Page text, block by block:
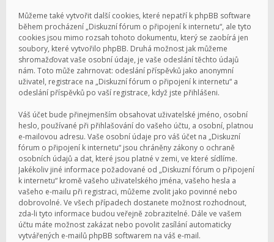
Můžeme také vytvořit další cookies, které nepatří k phpBB software
během procházení „Diskuzní fórum o připojení k internetu“, ale tyto
cookies jsou mimo rozsah tohoto dokumentu, který se zaobírá jen
soubory, které vytvořilo phpBB. Druhá možnost jak můžeme
shromažďovat vaše osobní údaje, je vaše odeslání těchto údajů
nám. Toto může zahrnovat: odeslání příspěvků jako anonymní
uživatel, registrace na „Diskuzní fórum o připojení k internetu“ a
odeslání příspěvků po vaší registrace, když jste přihlášeni.
Váš účet bude přinejmenším obsahovat uživatelské jméno, osobní
heslo, používané při přihlašování do vašeho účtu, a osobní, platnou
e-mailovou adresu. Vaše osobní údaje pro váš účet na „Diskuzní
fórum o připojení k internetu“ jsou chráněny zákony o ochraně
osobních údajů a dat, které jsou platné v zemi, ve které sídlíme.
Jakékoliv jiné informace požadované od „Diskuzní fórum o připojení
k internetu“ kromě vašeho uživatelského jména, vašeho hesla a
vašeho e-mailu při registraci, můžeme zvolit jako povinné nebo
dobrovolné. Ve všech případech dostanete možnost rozhodnout,
zda-li tyto informace budou veřejně zobrazitelné. Dále ve vašem
účtu máte možnost zakázat nebo povolit zasílání automaticky
vytvářených e-mailů phpBB softwarem na váš e-mail.